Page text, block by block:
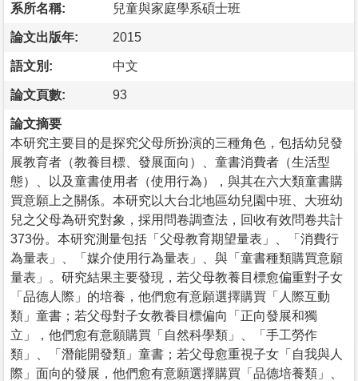
系所名稱: 兒童與家庭學系碩士班
論文出版年: 2015
語文別: 中文
論文頁數: 93
論文摘要
本研究主要目的是探究父母所扮演的三種角色，包括幼兒發
展教育者（教養目標、發展面向）、童書消費者（生活型
態）、以及童書使用者（使用行為），與其在六大類童書購
買意願上之關係。本研究以大台北地區幼兒園中班、大班幼
兒之父母為研究對象，採用問卷調查法，回收有效問卷共計
373份。本研究測量包括「父母教育期望量表」、「消費行
為量表」、「媒介使用行為量表」、與「童書種類購買意願
量表」。研究結果主要發現，若父母教養目標愈偏重對子女
「品德人際」的培養，他們愈有意願選擇購買「人際互動
類」童書；若父母對子女教養目標偏向「正向發展和獨
立」，他們愈有意願購買「自然科學類」、「手工勞作
類」、「潛能開發類」童書；若父母愈重視子女「自我與人
際」面向的發展，他們愈有意願選擇購買「品德培養類」、